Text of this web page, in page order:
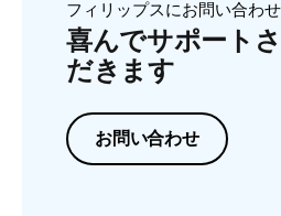
フィリップスにお問い合わせ
喜んでサポート
だきます
お問い合わせ